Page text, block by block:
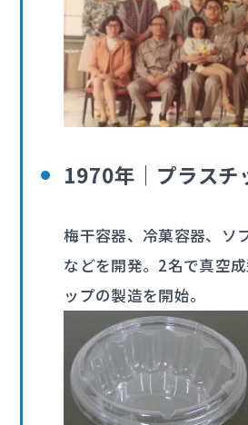
1970年｜プラスチ
梅干容器、冷菓容器、ソ
などを開発。2名で真空
ップの製造を開始。